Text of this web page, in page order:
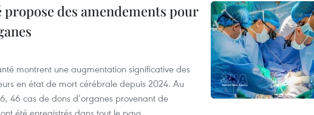
des amendements pour
montrent une augmentation significative des
en état de mort cérébrale depuis 2024. Au
46 cas de dons d’organes provenant de
été enregistrés dans tout le pays